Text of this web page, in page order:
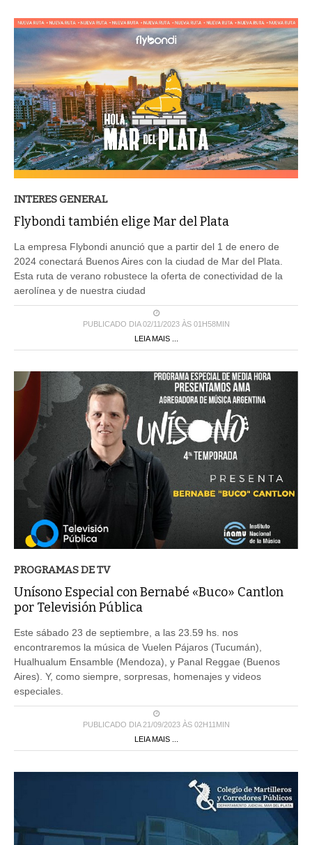
INTERES GENERAL
Flybondi también elige Mar del Plata
La empresa Flybondi anunció que a partir del 1 de enero de
2024 conectará Buenos Aires con la ciudad de Mar del Plata.
Esta ruta de verano robustece la oferta de conectividad de la
aerolínea y de nuestra ciudad
PUBLICADO DIA 02/11/2023 ÀS 01H58MIN
LEIA MAIS ...
PROGRAMAS DE TV
Unísono Especial con Bernabé «Buco» Cantlon
por Televisión Pública
Este sábado 23 de septiembre, a las 23.59 hs. nos
encontraremos la música de Vuelen Pájaros (Tucumán),
Hualhualum Ensamble (Mendoza), y Panal Reggae (Buenos
Aires). Y, como siempre, sorpresas, homenajes y videos
especiales.
PUBLICADO DIA 21/09/2023 ÀS 02H11MIN
LEIA MAIS ...